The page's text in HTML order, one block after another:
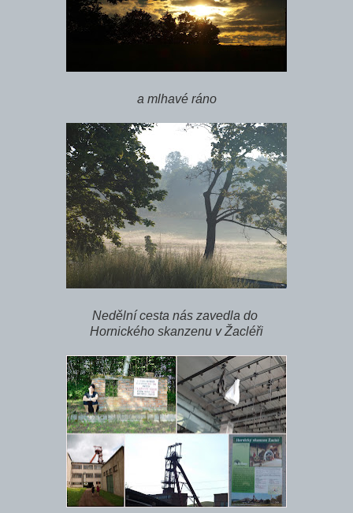
a mlhavé ráno
Nedělní cesta nás zavedla do
Hornického skanzenu v Žacléři